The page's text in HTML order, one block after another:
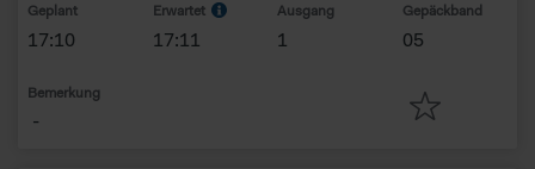
Geplant
17:10
Erwartet
17:11
Ausgang
1
Gepäckband
05
Bemerkung
-